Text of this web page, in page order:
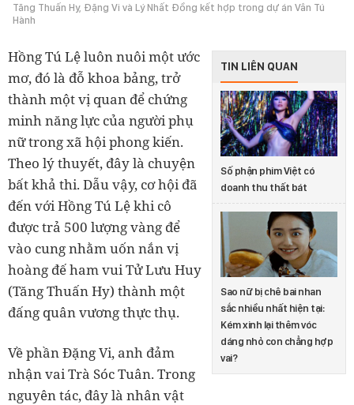
Tăng Thuấn Hy, Đặng Vi và Lý Nhất Đồng kết hợp trong dự án Vân Tú
Hành
TIN LIÊN QUAN
Số phận phim Việt có
doanh thu thất bát
Sao nữ bị chê bai nhan
sắc nhiều nhất hiện tại:
Kém xinh lại thêm vóc
dáng nhỏ con chẳng hợp
vai?
Hồng Tú Lệ luôn nuôi một ước
mơ, đó là đỗ khoa bảng, trở
thành một vị quan để chứng
minh năng lực của người phụ
nữ trong xã hội phong kiến.
Theo lý thuyết, đây là chuyện
bất khả thi. Dẫu vậy, cơ hội đã
đến với Hồng Tú Lệ khi cô
được trả 500 lượng vàng để
vào cung nhằm uốn nắn vị
hoàng đế ham vui Tử Lưu Huy
(Tăng Thuấn Hy) thành một
đấng quân vương thực thụ.
Về phần Đặng Vi, anh đảm
nhận vai Trà Sóc Tuân. Trong
nguyên tác, đây là nhân vật